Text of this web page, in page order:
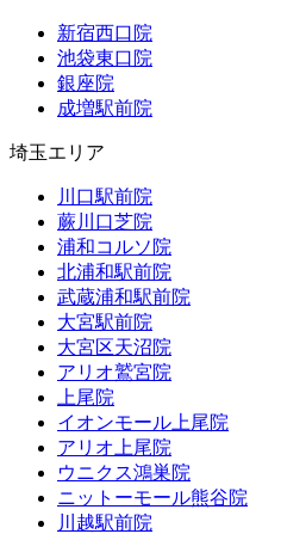
新宿西口院
池袋東口院
銀座院
成増駅前院
埼玉エリア
川口駅前院
蕨川口芝院
浦和コルソ院
北浦和駅前院
武蔵浦和駅前院
大宮駅前院
大宮区天沼院
アリオ鷲宮院
上尾院
イオンモール上尾院
アリオ上尾院
ウニクス鴻巣院
ニットーモール熊谷院
川越駅前院